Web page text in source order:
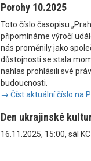
Porohy 10.2025
Toto číslo časopisu
připomínáme výročí
nás proměnily jako
důstojnosti se stala
nahlas prohlásili své
budoucnosti.
→ Číst aktuální číslo na
Den ukrajinské
16.11.2025, 15:00, sál